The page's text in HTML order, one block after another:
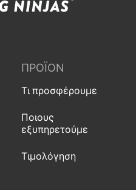
ΠΡΟΪΌΝ
Τι προσφέρουμε
Ποιους
εξυπηρετούμε
Τιμολόγηση